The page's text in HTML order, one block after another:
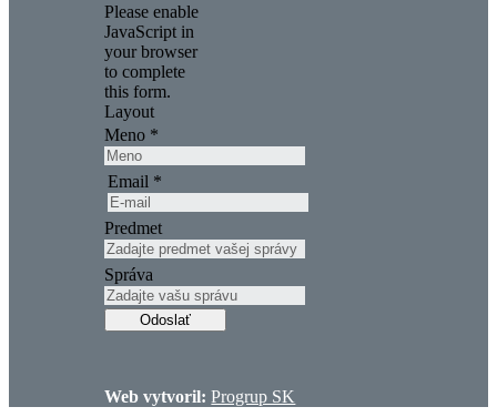
Please enable
JavaScript in
your browser
to complete
this form.
Layout
Meno *
Email *
Predmet
Správa
Odoslať
Web vytvoril: Progrup SK